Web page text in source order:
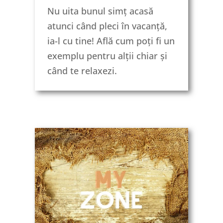
Curiozitatea
bolnăvicioasă
Arta de a face
complimente
07:20
Perfecționism vs
excelență
07:23
Cum să nu fii de acord 06:18
Ce spun hainele despre
06:40
Nu uita bunul simț acasă
atunci când pleci în vacanță,
ia-l cu tine! Află cum poți fi un
exemplu pentru alții chiar și
când te relaxezi.